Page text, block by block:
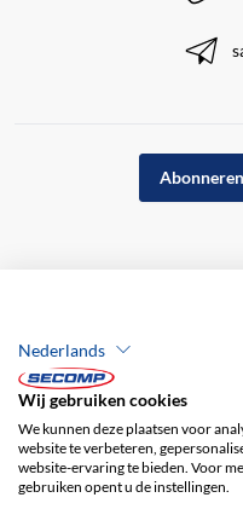
Nederlands
Wij gebruiken cookies
We kunnen deze plaatsen voor
website te verbeteren,
website-ervaring te bieden. Voor
gebruiken opent u de instellingen.